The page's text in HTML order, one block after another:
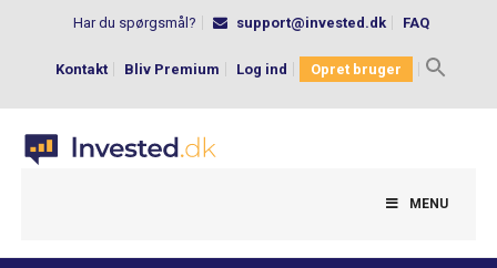
Har du spørgsmål? support@invested.dk FAQ
Kontakt Bliv Premium Log ind Opret bruger
Search
MENU